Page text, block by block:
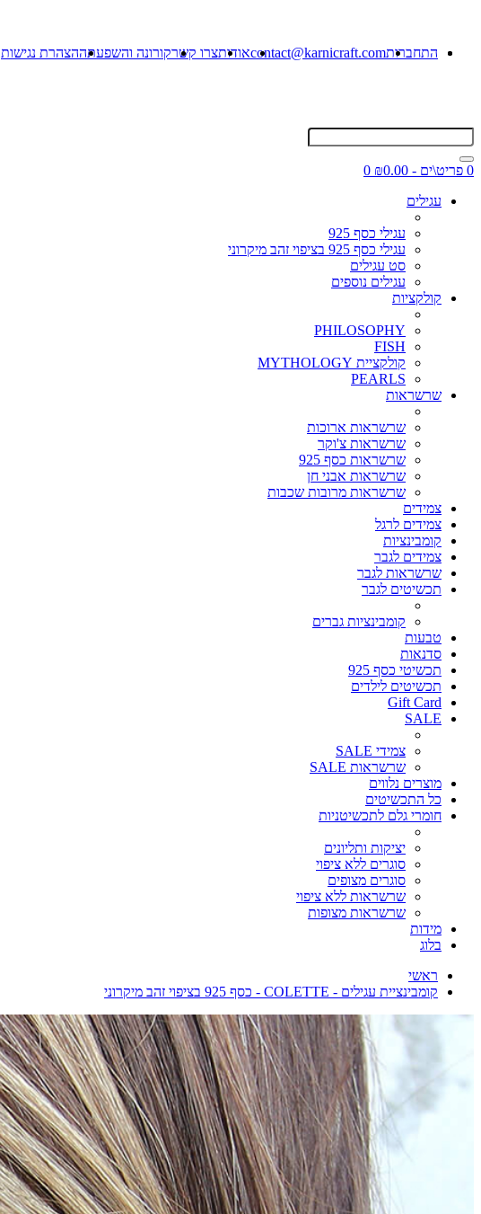
התחברותcontact@karnicraft.comאודותצרו קשרקורונה והשפעתההצהרת נגישות
0 פריט\ים - ₪0.00
0
עגילים
עגילי כסף 925
עגילי כסף 925 בציפוי זהב מיקרוני
סט עגילים
עגילים נוספים
קולקציות
PHILOSOPHY
FISH
קולקציית MYTHOLOGY
PEARLS
שרשראות
שרשראות ארוכות
שרשראות צ'וקר
שרשראות כסף 925
שרשראות אבני חן
שרשראות מרובות שכבות
צמידים
צמידים לרגל
קומבינציות
צמידים לגבר
שרשראות לגבר
תכשיטים לגבר
קומבינציות גברים
טבעות
סדנאות
תכשיטי כסף 925
תכשיטים לילדים
Gift Card
SALE
צמידי SALE
שרשראות SALE
מוצרים נלווים
כל התכשיטים
חומרי גלם לתכשיטניות
יציקות ותליונים
סוגרים ללא ציפוי
סוגרים מצופים
שרשראות ללא ציפוי
שרשראות מצופות
מידות
בלוג
ראשי
קומבינציית עגילים - COLETTE - כסף 925 בציפוי זהב מיקרוני